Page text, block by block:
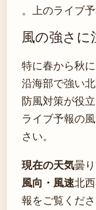
。上のライブ
風の強さに
特に春から秋に
沿海部で強い
防風対策が役立
ライブ予報の
さい。
現在の天気曇
風向・風速北
報をご覧くださ